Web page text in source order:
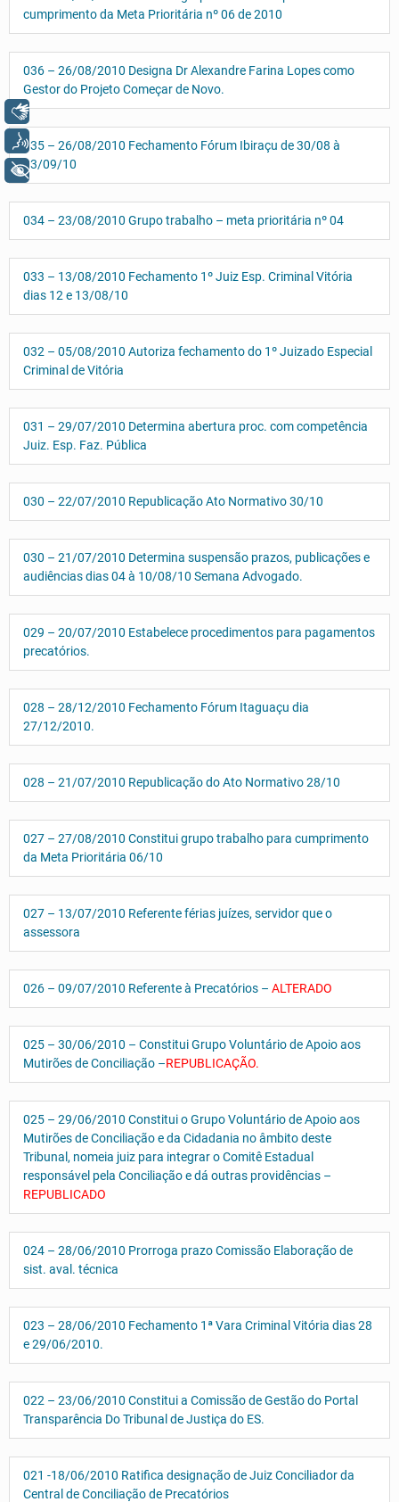
cumprimento da Meta Prioritária nº 06 de 2010
036 – 26/08/2010 Designa Dr Alexandre Farina Lopes como
Gestor do Projeto Começar de Novo.
035 – 26/08/2010 Fechamento Fórum Ibiraçu de 30/08 à
03/09/10
034 – 23/08/2010 Grupo trabalho – meta prioritária nº 04
033 – 13/08/2010 Fechamento 1º Juiz Esp. Criminal Vitória
dias 12 e 13/08/10
032 – 05/08/2010 Autoriza fechamento do 1º Juizado Especial
Criminal de Vitória
031 – 29/07/2010 Determina abertura proc. com competência
Juiz. Esp. Faz. Pública
030 – 22/07/2010 Republicação Ato Normativo 30/10
030 – 21/07/2010 Determina suspensão prazos, publicações e
audiências dias 04 à 10/08/10 Semana Advogado.
029 – 20/07/2010 Estabelece procedimentos para pagamentos
precatórios.
028 – 28/12/2010 Fechamento Fórum Itaguaçu dia
27/12/2010.
028 – 21/07/2010 Republicação do Ato Normativo 28/10
027 – 27/08/2010 Constitui grupo trabalho para cumprimento
da Meta Prioritária 06/10
027 – 13/07/2010 Referente férias juízes, servidor que o
assessora
026 – 09/07/2010 Referente à Precatórios – ALTERADO
025 – 30/06/2010 – Constitui Grupo Voluntário de Apoio aos
Mutirões de Conciliação –REPUBLICAÇÃO.
025 – 29/06/2010 Constitui o Grupo Voluntário de Apoio aos
Mutirões de Conciliação e da Cidadania no âmbito deste
Tribunal, nomeia juiz para integrar o Comitê Estadual
responsável pela Conciliação e dá outras providências –
REPUBLICADO
024 – 28/06/2010 Prorroga prazo Comissão Elaboração de
sist. aval. técnica
023 – 28/06/2010 Fechamento 1ª Vara Criminal Vitória dias 28
e 29/06/2010.
022 – 23/06/2010 Constitui a Comissão de Gestão do Portal
Transparência Do Tribunal de Justiça do ES.
021 -18/06/2010 Ratifica designação de Juiz Conciliador da
Central de Conciliação de Precatórios
Libras
Voz
+ Acessibilidade